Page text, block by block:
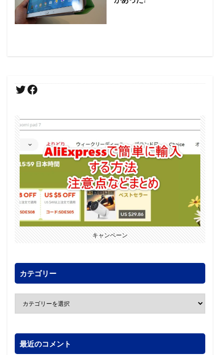
キャンペーン
カテゴリー
最近のコメント